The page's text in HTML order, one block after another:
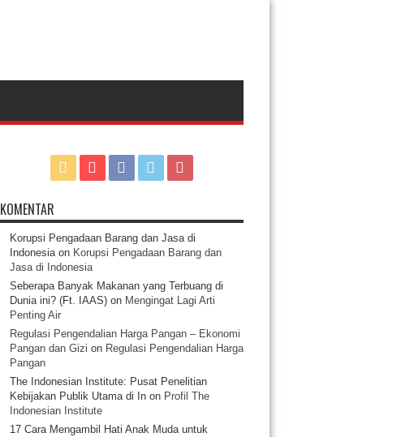
KOMENTAR
Korupsi Pengadaan Barang dan Jasa di
Indonesiaon Korupsi Pengadaan Barang dan
Jasa di Indonesia
Seberapa Banyak Makanan yang Terbuang di
Dunia ini? (Ft. IAAS)on Mengingat Lagi Arti
Penting Air
Regulasi Pengendalian Harga Pangan – Ekonomi
Pangan dan Gizi on Regulasi Pengendalian Harga
Pangan
The Indonesian Institute: Pusat Penelitian
Kebijakan Publik Utama di Inon Profil The
Indonesian Institute
17 Cara Mengambil Hati Anak Muda untuk